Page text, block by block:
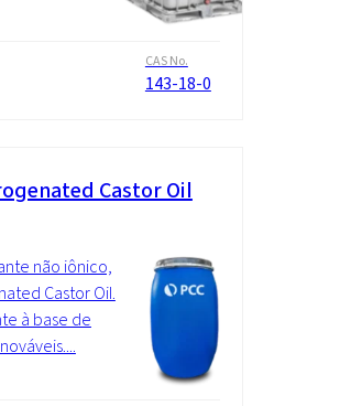
CAS No.
143-18-0
Castor Oil
não iônico,
Castor Oil.
à base de